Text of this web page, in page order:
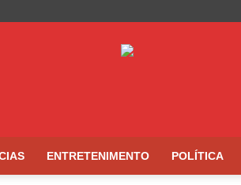
ENTRETENIMENTO POLÍTICA